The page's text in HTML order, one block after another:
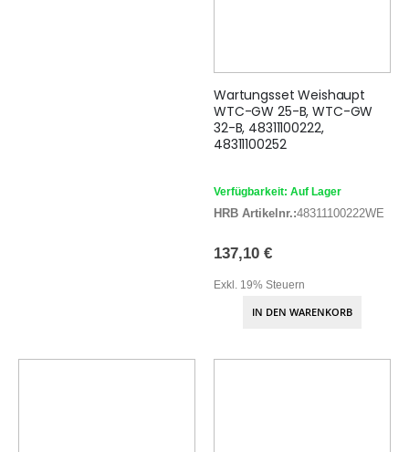
Wartungsset Weishaupt
WTC-GW 25-B, WTC-GW
32-B, 48311100222,
48311100252
Verfügbarkeit: Auf Lager
HRB Artikelnr.:48311100222WE
137,10 €
Exkl. 19% Steuern
IN DEN WARENKORB